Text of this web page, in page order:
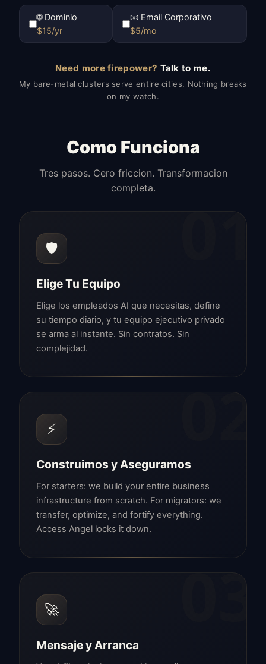
🌐 Dominio
$15/yr
📧 Email Corporativo
$5/mo
Need more firepower? Talk to me.
My bare-metal clusters serve entire cities. Nothing breaks
on my watch.
Como Funciona
Tres pasos. Cero friccion. Transformacion
completa.
01
🛡️
Elige Tu Equipo
Elige los empleados AI que necesitas, define
su tiempo diario, y tu equipo ejecutivo privado
se arma al instante. Sin contratos. Sin
complejidad.
02
⚡
Construimos y Aseguramos
For starters: we build your entire business
infrastructure from scratch. For migrators: we
transfer, optimize, and fortify everything.
Access Angel locks it down.
03
🚀
Mensaje y Arranca